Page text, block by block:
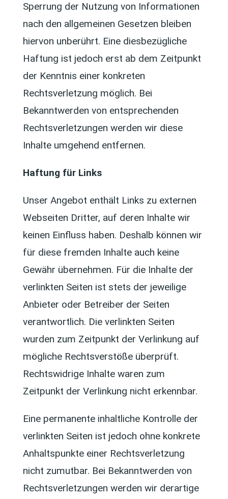
Sperrung der Nutzung von Informationen
nach den allgemeinen Gesetzen bleiben
hiervon unberührt. Eine diesbezügliche
Haftung ist jedoch erst ab dem Zeitpunkt
der Kenntnis einer konkreten
Rechtsverletzung möglich. Bei
Bekanntwerden von entsprechenden
Rechtsverletzungen werden wir diese
Inhalte umgehend entfernen.
Haftung für Links
Unser Angebot enthält Links zu externen
Webseiten Dritter, auf deren Inhalte wir
keinen Einfluss haben. Deshalb können wir
für diese fremden Inhalte auch keine
Gewähr übernehmen. Für die Inhalte der
verlinkten Seiten ist stets der jeweilige
Anbieter oder Betreiber der Seiten
verantwortlich. Die verlinkten Seiten
wurden zum Zeitpunkt der Verlinkung auf
mögliche Rechtsverstöße überprüft.
Rechtswidrige Inhalte waren zum
Zeitpunkt der Verlinkung nicht erkennbar.
Eine permanente inhaltliche Kontrolle der
verlinkten Seiten ist jedoch ohne konkrete
Anhaltspunkte einer Rechtsverletzung
nicht zumutbar. Bei Bekanntwerden von
Rechtsverletzungen werden wir derartige